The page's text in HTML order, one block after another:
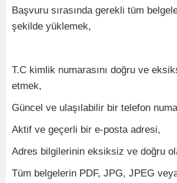
Başvuru sırasında gerekli tüm
şekilde yüklemek,
T.C kimlik numarasını doğru ve
etmek,
Güncel ve ulaşılabilir bir telefon
Aktif ve geçerli bir e-posta adresi,
Adres bilgilerinin eksiksiz ve doğru
Tüm belgelerin PDF, JPG, JPEG